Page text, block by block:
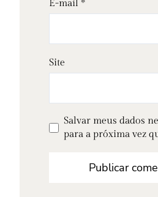
E-mail *
Site
Salvar meus dados
para a próxima vez